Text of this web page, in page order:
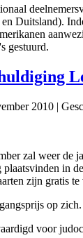
Duitsland).
gestuurd.
2010 |
zal weer de
in
zijn gratis
op zich.
voor